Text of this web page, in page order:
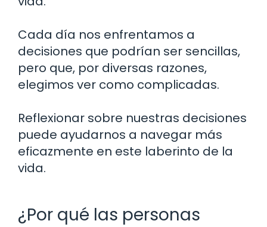
Cada día nos enfrentamos a
decisiones que podrían ser sencillas,
pero que, por diversas razones,
elegimos ver como complicadas.
Reflexionar sobre nuestras decisiones
puede ayudarnos a navegar más
eficazmente en este laberinto de la
vida.
¿Por qué las personas